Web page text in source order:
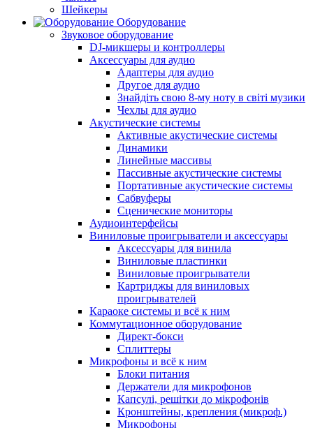
Шейкеры
Оборудование
Звуковое оборудование
DJ-микшеры и контроллеры
Аксессуары для аудио
Адаптеры для аудио
Другое для аудио
Знайдіть свою 8-му ноту в світі музики
Чехлы для аудио
Акустические системы
Активные акустические системы
Динамики
Линейные массивы
Пассивные акустические системы
Портативные акустические системы
Сабвуферы
Сценические мониторы
Аудиоинтерфейсы
Виниловые проигрыватели и аксессуары
Аксессуары для винила
Виниловые пластинки
Виниловые проигрыватели
Картриджы для виниловых
проигрывателей
Караоке системы и всё к ним
Коммутационное оборудование
Директ-бокси
Сплиттеры
Микрофоны и всё к ним
Блоки питания
Держатели для микрофонов
Капсулі, решітки до мікрофонів
Кронштейны, крепления (микроф.)
Микрофоны